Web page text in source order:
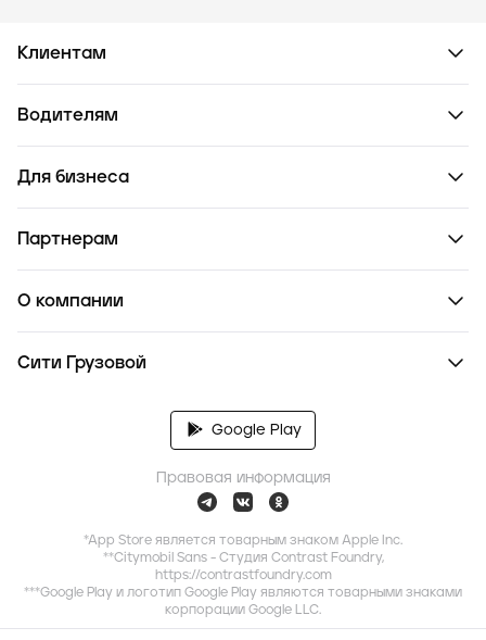
Клиентам
Водителям
Для бизнеса
Партнерам
О компании
Сити Грузовой
Google Play
Правовая информация
*App Store является товарным знаком Apple Inc.
**Citymobil Sans - Студия Contrast Foundry,
https://contrastfoundry.com
***Google Play и логотип Google Play являются товарными знаками
корпорации Google LLC.